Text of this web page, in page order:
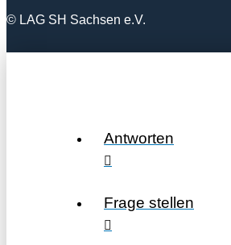
© LAG SH Sachsen e.V.
Antworten
Frage stellen